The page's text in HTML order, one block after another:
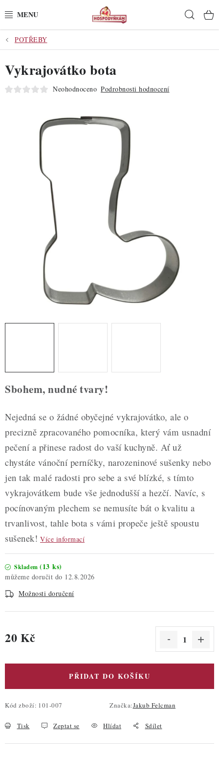
na
POTŘEBY
POMŮCKY
SUROVINY
DEKORACE
PRO OSLAVY
DO KUCHYNĚ
POCHUTINY
ZDRAVÉ PEČENÍ
DÁRKOVÉ POUKAZY
PROFI BALENÍ
NOVÉ ZBOŽÍ
Nepřevzetí zásilky na dobírku
Obchodní podmínky
Hodnocení obchodu
Blog
Moje objednávka
POTŘEBY
Sbohem, nudné tvary!
Nejedná se o žádné obyčejné vykrajovátko, ale o
precizně zpracovaného pomocníka, který vám usnadní
pečení a přinese radost do vaší kuchyně. Ať už
chystáte vánoční perníčky, narozeninové sušenky nebo
jen tak malé radosti pro sebe a své blízké, s tímto
vykrajovátkem bude vše jednodušší a hezčí. Navíc, s
pocínovaným plechem se nemusíte bát o kvalitu a
trvanlivost, tahle bota s vámi propeče ještě spoustu
sušenek! Více informací
Skladem (13 ks)
12.8.2026
Možnosti doručení
20 Kč
PŘIDAT DO KOŠÍKU
Kód zboží: 101-007 Značka:Jakub Felcman
Tisk Zeptat se Hlídat Sdílet
Vykrajovátko bota
Neohodnoceno Podrobnosti hodnocení